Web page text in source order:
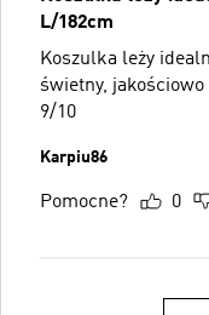
L/182cm
Koszulka leży idealnie. Rozmiar L i 182
świetny,
9/10
Karpiu86
Pomocne? 0